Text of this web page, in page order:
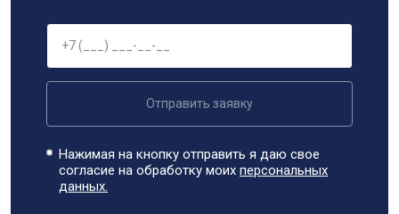
Отправить заявку
Нажимая на кнопку отправить я даю свое
согласие на обработку моихперсональных
данных.